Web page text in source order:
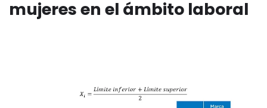
mujeres en el ámbito laboral